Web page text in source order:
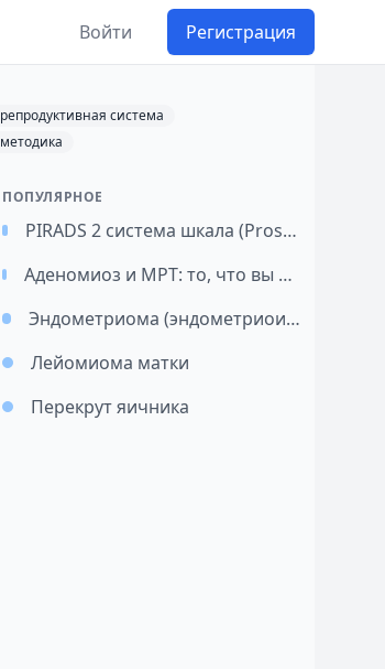
Войти Регистрация
репродуктивная система
методика
ПОПУЛЯРНОЕ
PIRADS 2 система шкала (Prostate imaging reporting and data system)
Аденомиоз и МРТ: то, что вы должны знать и о чем должны быть в курсе
Эндометриома (эндометриоидная киста)
Лейомиома матки
Перекрут яичника